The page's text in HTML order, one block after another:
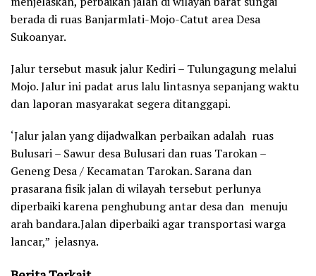
berada di ruas Banjarmlati-Mojo-Catut area Desa
Sukoanyar.
Jalur tersebut masuk jalur Kediri – Tulungagung melalui
Mojo. Jalur ini padat arus lalu lintasnya sepanjang waktu
dan laporan masyarakat segera ditanggapi.
‘Jalur jalan yang dijadwalkan perbaikan adalah ruas
Bulusari – Sawur desa Bulusari dan ruas Tarokan –
Geneng Desa / Kecamatan Tarokan. Sarana dan
prasarana fisik jalan di wilayah tersebut perlunya
diperbaiki karena penghubung antar desa dan menuju
arah bandara.Jalan diperbaiki agar transportasi warga
lancar,” jelasnya.